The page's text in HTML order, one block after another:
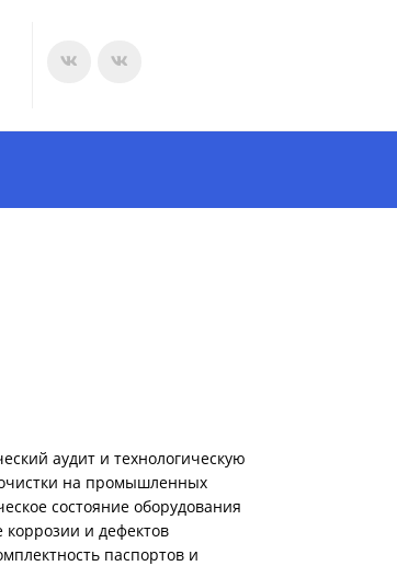
аудит и технологическую
на промышленных
состояние оборудования
коррозии и дефектов
паспортов и